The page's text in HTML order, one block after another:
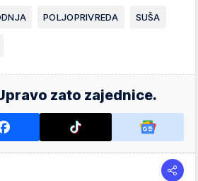
POLJOPRIVREDA SUŠA
zato zajednice.